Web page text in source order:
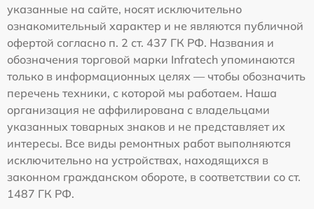
указанные на сайте, носят исключительно
ознакомительный характер и не являются публичной
офертой согласно п. 2 ст. 437 ГК РФ. Названия и
обозначения торговой марки Infratech упоминаются
только в информационных целях — чтобы обозначить
перечень техники, с которой мы работаем. Наша
организация не аффилирована с владельцами
указанных товарных знаков и не представляет их
интересы. Все виды ремонтных работ выполняются
исключительно на устройствах, находящихся в
законном гражданском обороте, в соответствии со ст.
1487 ГК РФ.